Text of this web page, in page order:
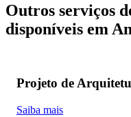
Outros serviços
disponíveis em
Projeto de
Saiba mais